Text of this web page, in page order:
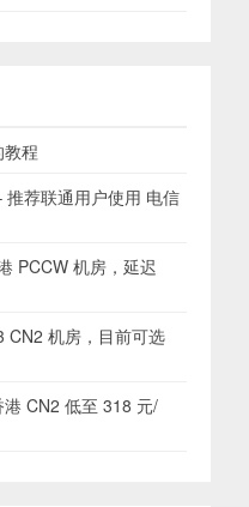
程
荐联通用户使用 电信
PCCW 机房，延迟
CN2 机房，目前可选
CN2 低至 318 元/